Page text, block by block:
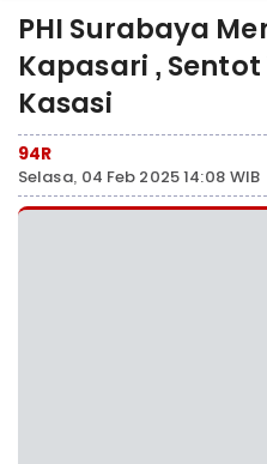
PHI Surabaya
Kapasari ,
Kasasi
94R
Selasa, 04 Feb 2025 14:08 WIB